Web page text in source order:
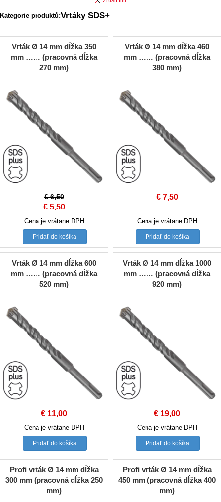
Kategorie produktů:Vrtáky SDS+
Vrták Ø 14 mm dĺžka 350
mm …… (pracovná dĺžka
270 mm)
€6,50
Original
price
was:
€ 6,50.
€5,50Current
price
is:
€ 5,50.
Cena je vrátane DPH
Pridať do košíka
Vrták Ø 14 mm dĺžka 460
mm …… (pracovná dĺžka
380 mm)
€7,50
Cena je vrátane DPH
Pridať do košíka
Vrták Ø 14 mm dĺžka 600
mm …… (pracovná dĺžka
520 mm)
€ 11,00
Cena je vrátane DPH
Pridať do košíka
Vrták Ø 14 mm dĺžka 1000
mm …… (pracovná dĺžka
920 mm)
€ 19,00
Cena je vrátane DPH
Pridať do košíka
Profi vrták Ø 14 mm dĺžka
300 mm (pracovná dĺžka 250
mm)
Profi vrták Ø 14 mm dĺžka
450 mm (pracovná dĺžka 400
mm)